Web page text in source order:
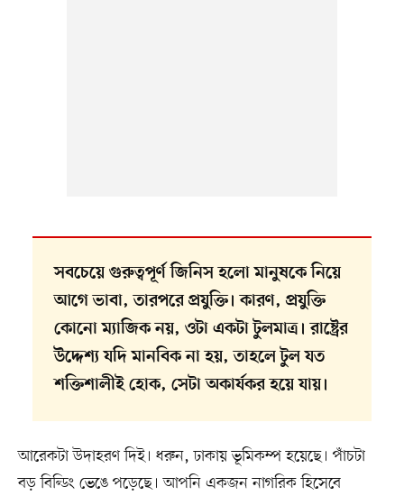
সবচেয়ে গুরুত্বপূর্ণ জিনিস হলো মানুষকে নিয়ে
আগে ভাবা, তারপরে প্রযুক্তি। কারণ, প্রযুক্তি
কোনো ম্যাজিক নয়, ওটা একটা টুলমাত্র। রাষ্ট্রের
উদ্দেশ্য যদি মানবিক না হয়, তাহলে টুল যত
শক্তিশালীই হোক, সেটা অকার্যকর হয়ে যায়।
আরেকটা উদাহরণ দিই। ধরুন, ঢাকায় ভূমিকম্প হয়েছে। পাঁচটা
বড় বিল্ডিং ভেঙে পড়েছে। আপনি একজন নাগরিক হিসেবে